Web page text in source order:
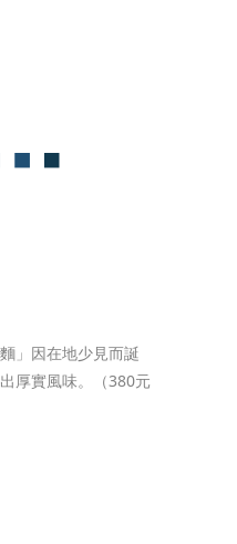
」因在地少見而誕
厚實風味。（380元